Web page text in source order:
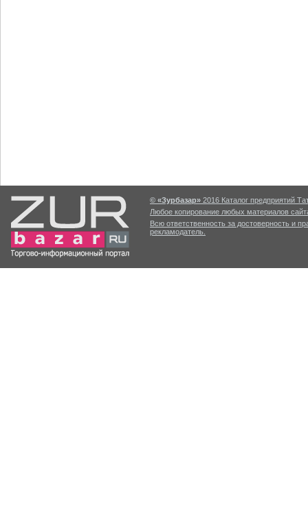
© «Зурбазар» 2016 Каталог предприятий
Любое копирование любых материалов
Всю ответственность за достоверность и
рекламодатель.